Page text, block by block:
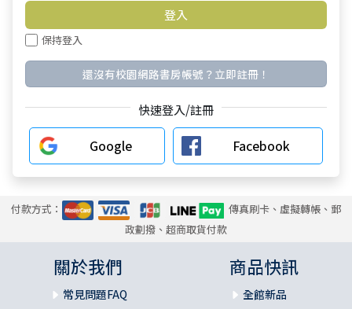
保持登入
還沒有校園網路書房帳號？立即註冊！
快速登入/註冊
Google Facebook
付款方式：
傳真刷卡、虛擬轉帳、郵
政劃撥、超商取貨付款
關於我們
常見問題FAQ
商品快訊
全館新品